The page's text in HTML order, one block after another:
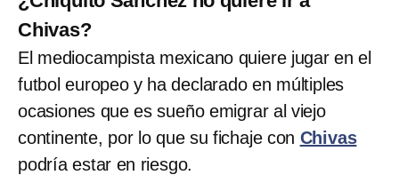
Chivas?
El mediocampista mexicano quiere jugar en el
futbol europeo y ha declarado en múltiples
ocasiones que es sueño emigrar al viejo
continente, por lo que su fichaje con Chivas
podría estar en riesgo.